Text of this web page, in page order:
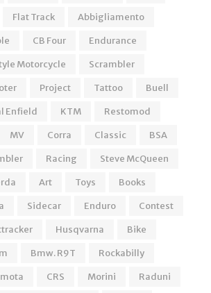
Flat Track
Abbigliamento
CB Four
Endurance
Motorcycle
Scrambler
Project Tattoo
Buell
Enfield KTM
Restomod
MV Corra Classic
BSA
Racing
Steve McQueen
Art Toys
Books
Sidecar Enduro
Contest
Husqvarna
Bike
Bmw. R9T
Rockabilly
CRS Morini
Raduni